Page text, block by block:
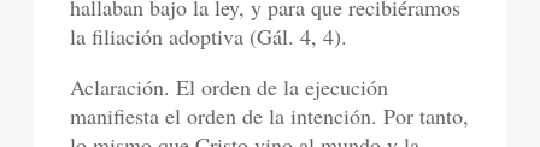
hallaban bajo la ley, y para que recibiéramos
la filiación adoptiva (Gál. 4, 4).
Aclaración. El orden de la ejecución
manifiesta el orden de la intención. Por tanto,